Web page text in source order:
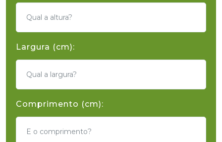
Largura (cm):
Comprimento (cm):